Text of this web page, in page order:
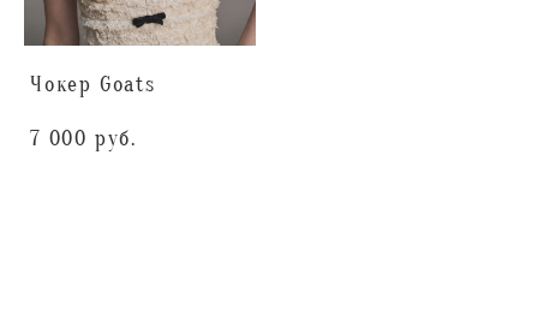
Чокер Goats
7 000 pуб.